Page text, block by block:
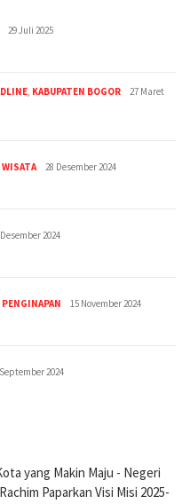
29 Juli 2025
, KABUPATEN BOGOR
27 Maret
WISATA 28 Desember 2024
2024
PENGINAPAN 15 November 2024
2024
yang Makin Maju - Negeri
Paparkan Visi Misi 2025-